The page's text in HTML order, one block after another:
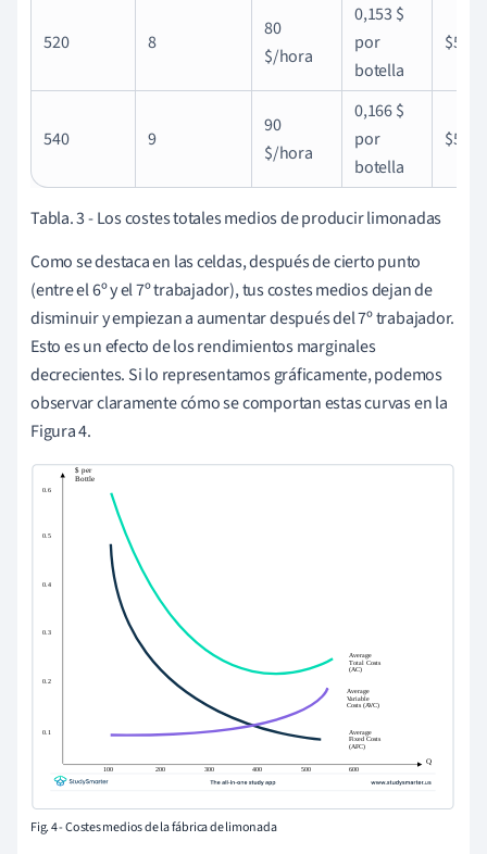
520 8
80
$/hora
0,153 $
por
botella
$50
540 9
90
$/hora
0,166 $
por
botella
$50
Tabla. 3 - Los costes totales medios de producir limonadas
Como se destaca en las celdas, después de cierto punto
(entre el 6º y el 7º trabajador), tus costes medios dejan de
disminuir y empiezan a aumentar después del 7º trabajador.
Esto es un efecto de los rendimientos marginales
decrecientes. Si lo representamos gráficamente, podemos
observar claramente cómo se comportan estas curvas en la
Figura 4.
Fig. 4 - Costes medios de la fábrica de limonada